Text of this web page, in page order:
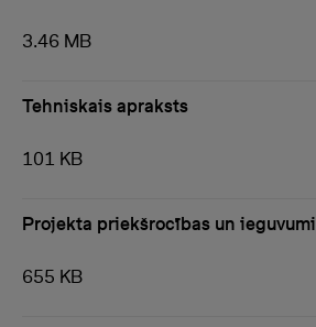
3.46 MB
Tehniskais apraksts
101 KB
Projekta priekšrocības un ieguvumi
655 KB